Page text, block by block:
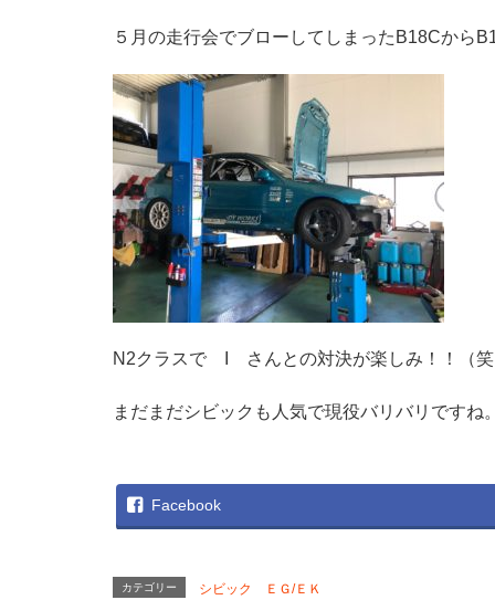
５月の走行会でブローしてしまったB18Cから
N2クラスで I さんとの対決が楽しみ！！（笑
まだまだシビックも人気で現役バリバリですね。
Facebook
カテゴリー シビック ＥＧ/ＥＫ